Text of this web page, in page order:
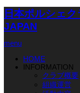
日本ポルシェ
JAPAN
menu
HOME
INFORMATION
クラブ概要
組織運営